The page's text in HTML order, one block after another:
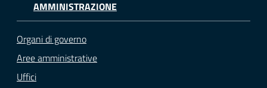
AMMINISTRAZIONE
Organi di governo
Aree amministrative
Uffici